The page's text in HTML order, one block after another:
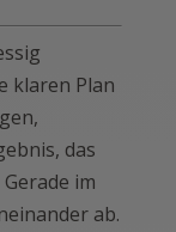
klaren Plan
das
im
ab.